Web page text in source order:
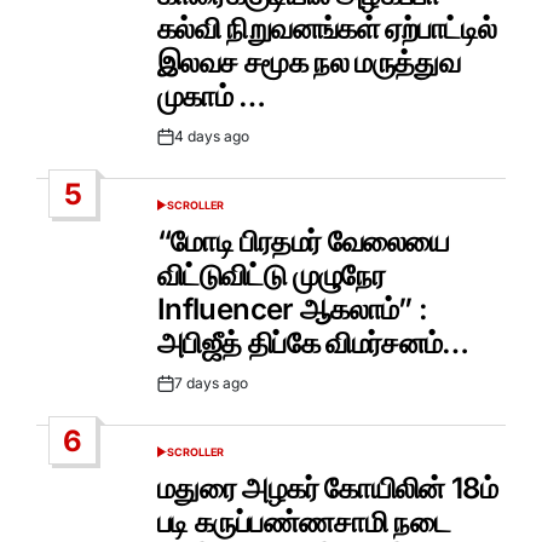
கல்வி நிறுவனங்கள் ஏற்பாட்டில்
இலவச சமூக நல மருத்துவ
முகாம் …
Post4 days ago
5
POSTED
IN
SCROLLER
“மோடி பிரதமர் வேலையை
விட்டுவிட்டு முழுநேர
Influencer ஆகலாம்” :
அபிஜீத் திப்கே விமர்சனம்…
Post7 days ago
6
POSTED
SCROLLER
மதுரை அழகர் கோயிலின் 18ம்
படி கருப்பண்ணசாமி நடை